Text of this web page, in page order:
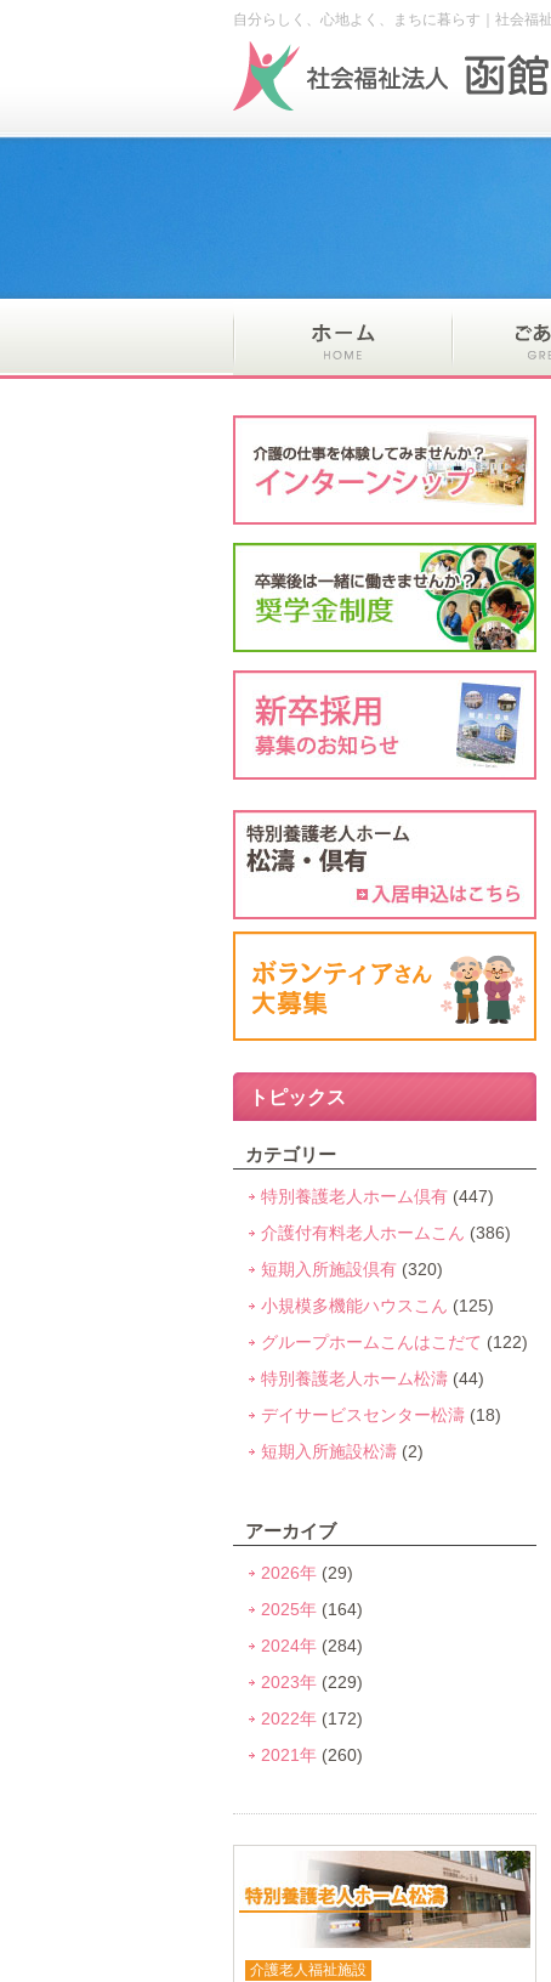
自分らしく、心地よく、まちに暮らす｜社会福
トピックス
カテゴリー
特別養護老人ホーム倶有 (447)
介護付有料老人ホームこん (386)
短期入所施設倶有 (320)
小規模多機能ハウスこん (125)
グループホームこんはこだて (122)
特別養護老人ホーム松濤 (44)
デイサービスセンター松濤 (18)
短期入所施設松濤 (2)
アーカイブ
2026年 (29)
2025年 (164)
2024年 (284)
2023年 (229)
2022年 (172)
2021年 (260)
介護老人福祉施設